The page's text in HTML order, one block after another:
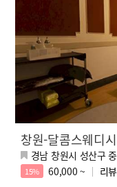
창원-달콤스웨디시
경남 창원시 성산구
15% 60,000 ~ 리뷰